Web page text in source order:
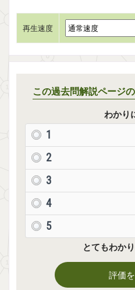
再生速度
この過去問解説ページ
わかり
1
2
3
4
5
とてもわか
評価